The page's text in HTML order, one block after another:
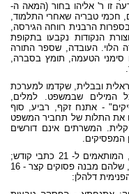
זו ר' אליהו בחור (המאה ה-
חכמי טבריה שאחרי התלמוד,
הרבנית רווחה הגירסה,
הנקודות נקבעו בתקופת
הלוי. העובדה, שספר התורה
סימני הטעמה, תומץ בסברה,
ובבלית, שקדמו למערכת
המילים שבמשפט. למלים,
- אתנח זקף, רביע, סוף
את התלות של תחביר המשפט
המשרתים אינם דורשים
קיימים שני סוגי טעמים: פשוטים - 26 טעמים, המותאמים ל- 21 כתבי קודש;
והמותאמים לספרי אמ"ת (איוב, משלי ותהלים), שלהם מבנה פסוקים קצר - 16